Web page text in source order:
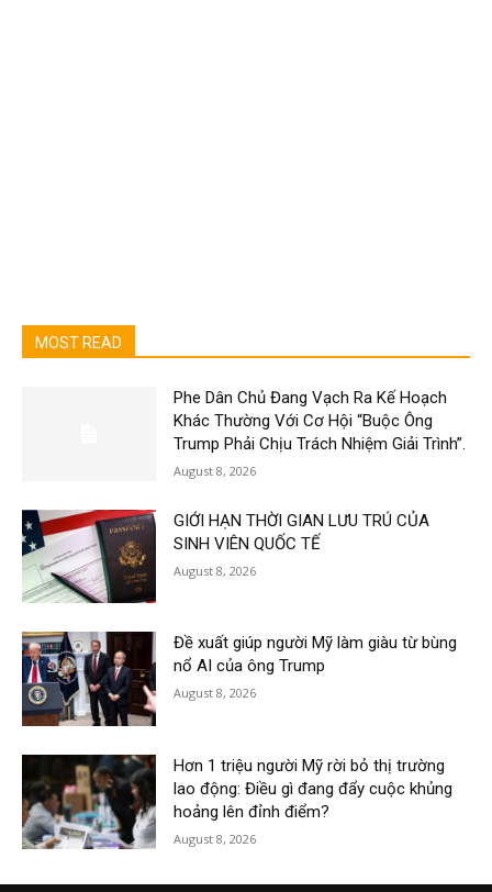
MOST READ
Phe Dân Chủ Đang Vạch Ra Kế Hoạch
Khác Thường Với Cơ Hội “Buộc Ông
Trump Phải Chịu Trách Nhiệm Giải Trình”.
August 8, 2026
GIỚI HẠN THỜI GIAN LƯU TRÚ CỦA
SINH VIÊN QUỐC TẾ
August 8, 2026
Đề xuất giúp người Mỹ làm giàu từ bùng
nổ AI của ông Trump
August 8, 2026
Hơn 1 triệu người Mỹ rời bỏ thị trường
lao động: Điều gì đang đẩy cuộc khủng
hoảng lên đỉnh điểm?
August 8, 2026